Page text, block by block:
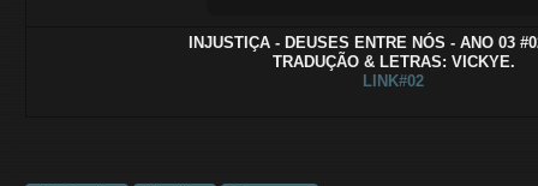
INJUSTIÇA - DEUSES ENTRE NÓS - ANO 03
TRADUÇÃO & LETRAS: VICKYE.
LINK#02